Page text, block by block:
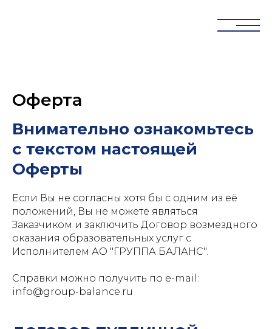
Оферта
Внимательно ознакомьтесь
с текстом настоящей
Оферты
Если Вы не согласны хотя бы с одним из её
положений, Вы не можете являться
Заказчиком и заключить Договор возмездного
оказания образовательных услуг с
Исполнителем АО "ГРУППА БАЛАНС".
Справки можно получить по e-mail:
info@group-balance.ru